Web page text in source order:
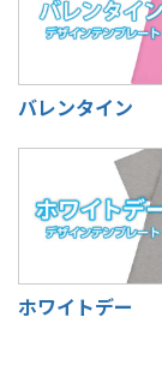
バレンタイン
ホワイトデー